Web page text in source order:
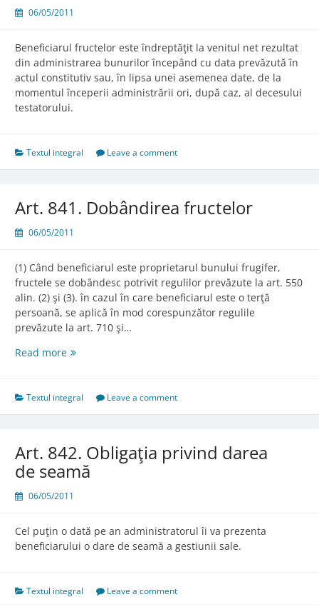
06/05/2011
Beneficiarul fructelor este îndreptăţit la venitul net rezultat
din administrarea bunurilor începând cu data prevăzută în
actul constitutiv sau, în lipsa unei asemenea date, de la
momentul începerii administrării ori, după caz, al decesului
testatorului.
Textul integral Leave a comment
Art. 841. Dobândirea fructelor
06/05/2011
(1) Când beneficiarul este proprietarul bunului frugifer,
fructele se dobândesc potrivit regulilor prevăzute la art. 550
alin. (2) şi (3). în cazul în care beneficiarul este o terţă
persoană, se aplică în mod corespunzător regulile
prevăzute la art. 710 şi…
Read moreArt.
fructelor
Textul integral Leave a comment
Art. 842. Obligaţia privind darea
de seamă
06/05/2011
Cel puţin o dată pe an administratorul îi va prezenta
beneficiarului o dare de seamă a gestiunii sale.
Textul integral Leave a comment